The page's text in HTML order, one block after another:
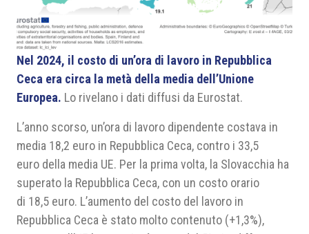
1/1
Nel 2024, il costo di un’ora di lavoro in Repubblica
Ceca era circa la metà della media dell’Unione
Europea. Lo rivelano i dati diffusi da Eurostat.
L’anno scorso, un’ora di lavoro dipendente costava in
media 18,2 euro in Repubblica Ceca, contro i 33,5
euro della media UE. Per la prima volta, la Slovacchia ha
superato la Repubblica Ceca, con un costo orario
di 18,5 euro. L’aumento del costo del lavoro in
Repubblica Ceca è stato molto contenuto (+1,3%),